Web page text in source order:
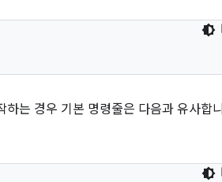
는 경우 기본 명령줄은 다음과 유사합니